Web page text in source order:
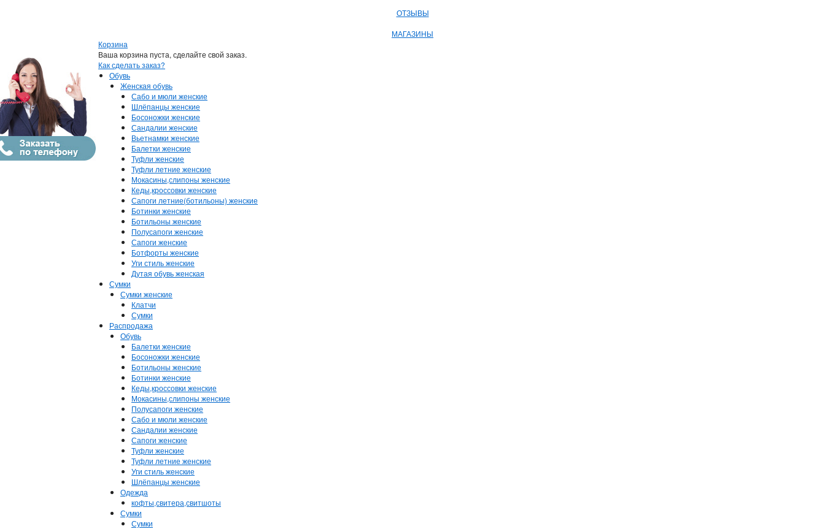
ОТЗЫВЫ
МАГАЗИНЫ
Корзина
Ваша корзина пуста, сделайте свой заказ.
Как сделать заказ?
Обувь
Женская обувь
Сабо и мюли женские
Шлёпанцы женские
Босоножки женские
Сандалии женские
Вьетнамки женские
Балетки женские
Туфли женские
Туфли летние женские
Мокасины,слипоны женские
Кеды,кроссовки женские
Сапоги летние(ботильоны) женские
Ботинки женские
Ботильоны женские
Полусапоги женские
Сапоги женские
Ботфорты женские
Уги стиль женские
Дутая обувь женская
Сумки
Сумки женские
Клатчи
Сумки
Распродажа
Обувь
Балетки женские
Босоножки женские
Ботильоны женские
Ботинки женские
Кеды,кроссовки женские
Мокасины,слипоны женские
Полусапоги женские
Сабо и мюли женские
Сандалии женские
Сапоги женские
Туфли женские
Туфли летние женские
Уги стиль женские
Шлёпанцы женские
Одежда
кофты,свитера,свитшоты
Сумки
Сумки